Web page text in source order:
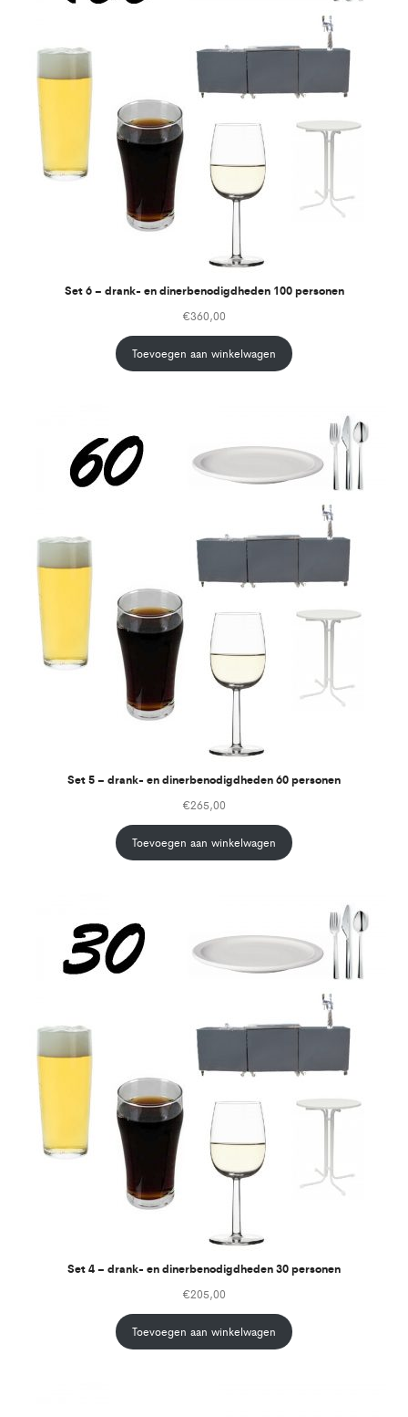
Set 6 – drank- en dinerbenodigdheden 100 personen
€360,00
Toevoegen aan winkelwagen
Set 5 – drank- en dinerbenodigdheden 60 personen
€265,00
Toevoegen aan winkelwagen
Set 4 – drank- en dinerbenodigdheden 30 personen
€205,00
Toevoegen aan winkelwagen